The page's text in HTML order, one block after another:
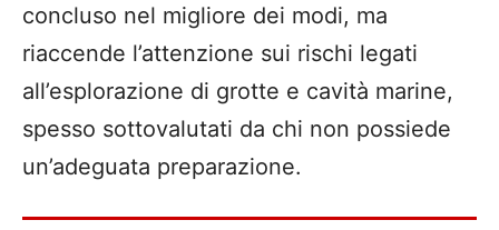
concluso nel migliore dei modi, ma
riaccende l’attenzione sui rischi legati
all’esplorazione di grotte e cavità marine,
spesso sottovalutati da chi non possiede
un’adeguata preparazione.